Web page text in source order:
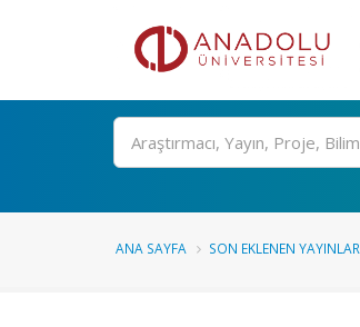
Ara
ANA SAYFA SON EKLENEN YAYINLAR